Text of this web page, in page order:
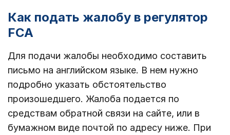
Как подать жалобу в регулятор
FCA
Для подачи жалобы необходимо составить
письмо на английском языке. В нем нужно
подробно указать обстоятельство
произошедшего. Жалоба подается по
средствам обратной связи на сайте, или в
бумажном виде почтой по адресу ниже. При